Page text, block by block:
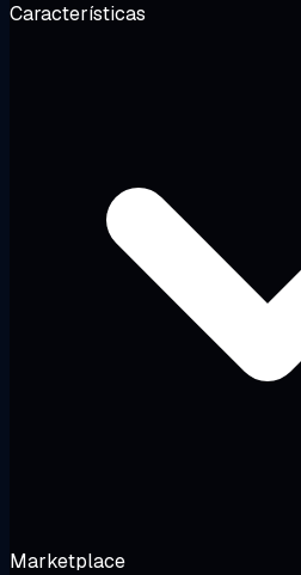
Características
Marketplace